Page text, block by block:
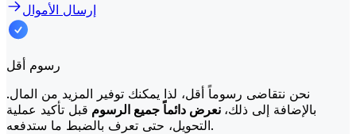
إرسال الأموال
رسوم أقل
نحن نتقاضى رسوماً أقل، لذا يمكنك توفير المزيد من المال.
بالإضافة إلى ذلك، نعرض دائماً جميع الرسوم قبل تأكيد عملية
التحويل، حتى تعرف بالضبط ما ستدفعه.